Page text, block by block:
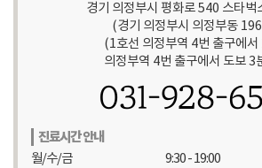
경기 의정부시 평화로 540 스타벅
(경기 의정부시 의정부동
(1호선 의정부역 4번 출구에
의정부역 4번 출구에서 도보 3
031-928-
진료시간 안내
월/수/금
9:30 - 19:00